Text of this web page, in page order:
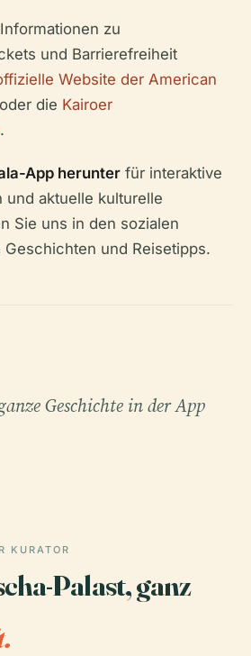
zu
und Barrierefreiheit
Website der American
oder die Kairoer
.
App herunter für interaktive
und aktuelle kulturelle
Sie uns in den sozialen
und Reisetipps.
Geschichte in der App
KURATOR
Palast, ganz